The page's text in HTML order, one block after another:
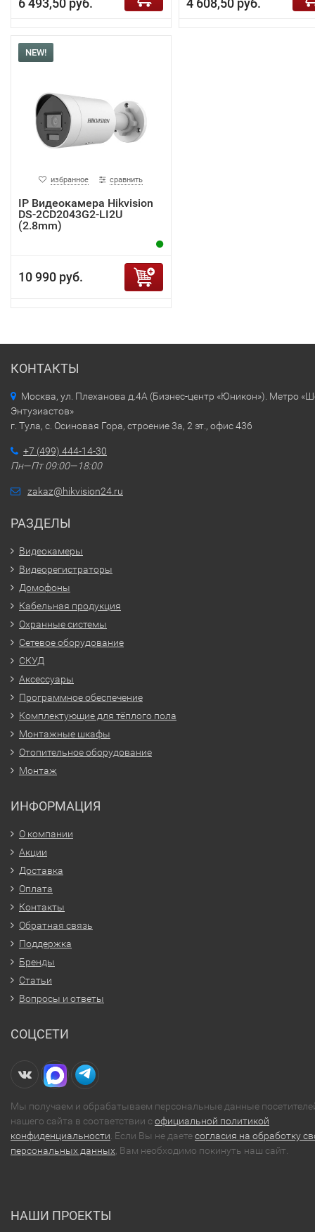
6 493,50 руб. 4 608,50 руб.
NEW!
избранное сравнить
IP Видеокамера Hikvision
DS-2CD2043G2-LI2U
(2.8mm)
10 990 руб.
КОНТАКТЫ
Москва, ул. Плеханова д.4А (Бизнес-центр «Юникон»). Метро
Энтузиастов»
г. Тула, с. Осиновая Гора, строение 3а, 2 эт., офис 436
+7 (499) 444-14-30
Пн—Пт 09:00—18:00
zakaz@hikvision24.ru
РАЗДЕЛЫ
Видеокамеры
Видеорегистраторы
Домофоны
Кабельная продукция
Охранные системы
Сетевое оборудование
СКУД
Аксессуары
Программное обеспечение
Комплектующие для тёплого пола
Монтажные шкафы
Отопительное оборудование
Монтаж
ИНФОРМАЦИЯ
О компании
Акции
Доставка
Оплата
Контакты
Обратная связь
Поддержка
Бренды
Статьи
Вопросы и ответы
СОЦСЕТИ
Мы получаем и обрабатываем персональные данные
нашего сайта в соответствии софициальной политикой
конфиденциальности . Если Вы не даетесогласия на обработку
персональных данных , Вам необходимо покинуть наш сайт.
НАШИ ПРОЕКТЫ